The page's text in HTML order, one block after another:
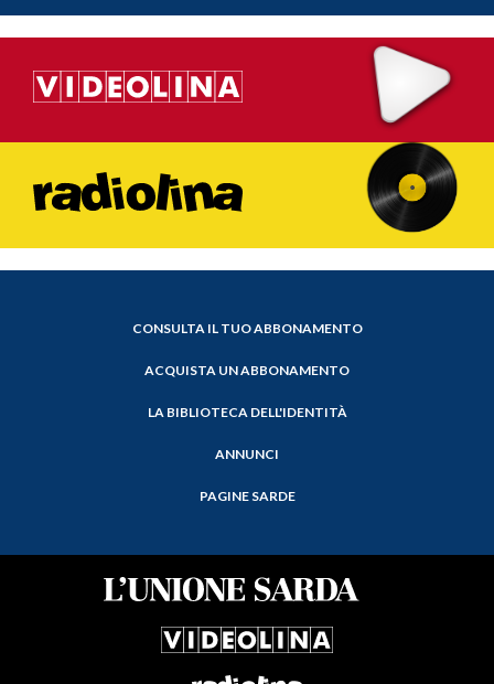
CONSULTA IL TUO ABBONAMENTO
ACQUISTA UN ABBONAMENTO
LA BIBLIOTECA DELL'IDENTITÀ
ANNUNCI
PAGINE SARDE